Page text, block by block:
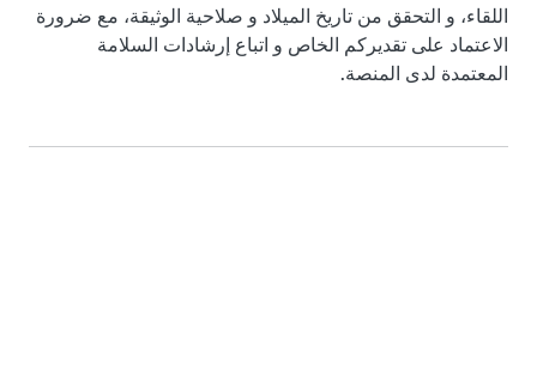
اللقاء، و التحقق من تاريخ الميلاد و صلاحية الوثيقة، مع ضرورة
الاعتماد على تقديركم الخاص و اتباع إرشادات السلامة
المعتمدة لدى المنصة.